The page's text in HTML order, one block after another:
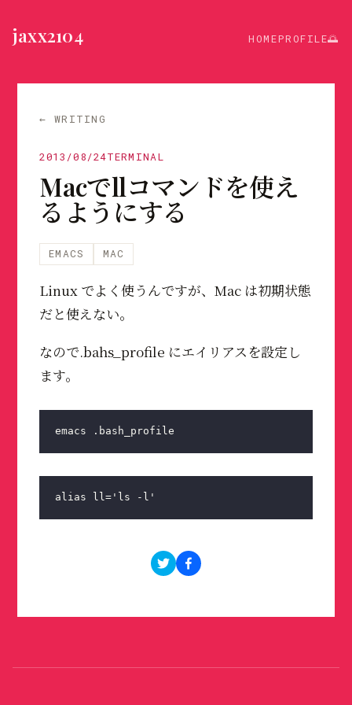
jaxx2104 HOMEPROFILE🌅
← WRITING
2013/08/24TERMINAL
Macでllコマンドを使え
るようにする
EMACS MAC
Linux でよく使うんですが、Mac は初期状態
だと使えない。
なので.bahs_profile にエイリアスを設定し
ます。
emacs .bash_profile
alias ll='ls -l'